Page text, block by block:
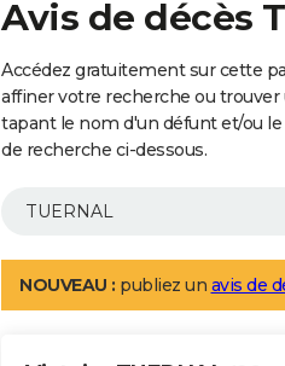
Avis de décès
Accédez gratuitement sur cette
affiner votre recherche ou trouver
tapant le nom d'un défunt et/ou
de recherche ci-dessous.
NOUVEAU : publiez un avis de